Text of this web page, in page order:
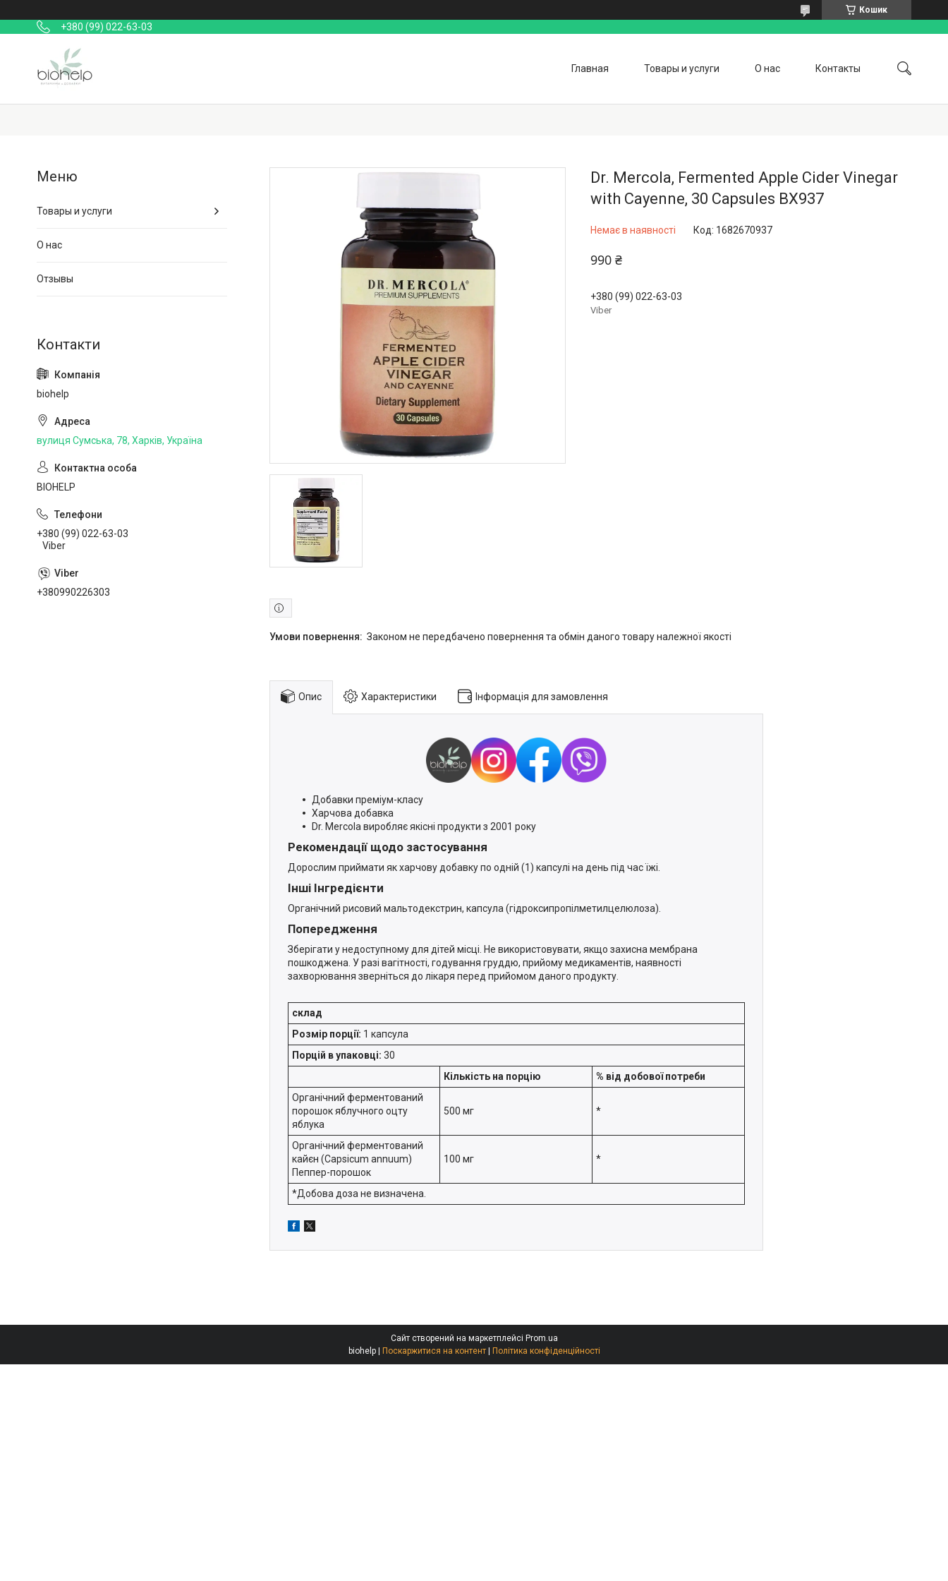
Кошик
+380 (99) 022-63-03
Главная Товары и услуги О нас Контакты
Dr. Mercola, Fermented Apple Cider Vinegar
with Cayenne, 30 Capsules BX937
Немає в наявності Код: 1682670937
990 ₴
+380 (99) 022-63-03
Viber
Законом не передбачено повернення та обмін даного товару належної якості
Опис Характеристики Інформація для замовлення
Добавки преміум-класу
Харчова добавка
Dr. Mercola виробляє якісні продукти з 2001 року
Рекомендації щодо застосування
Дорослим приймати як харчову добавку по одній (1) капсулі на день під час їжі.
Інші Інгредієнти
Органічний рисовий мальтодекстрин, капсула (гідроксипропілметилцелюлоза).
Попередження
Зберігати у недоступному для дітей місці. Не використовувати, якщо захисна мембрана
пошкоджена. У разі вагітності, годування груддю, прийому медикаментів, наявності
захворювання зверніться до лікаря перед прийомом даного продукту.
склад
Розмір порції: 1 капсула
Порцій в упаковці: 30
Кількість на порцію
% від добової потреби
Органічний ферментований
порошок яблучного оцту
яблука
500 мг *
Органічний ферментований
кайєн (Capsicum annuum)
Пеппер-порошок
100 мг *
*Добова доза не визначена.
Товары и услуги
О нас
Отзывы
biohelp
вулиця Сумська, 78, Харків, Україна
BIOHELP
+380 (99) 022-63-03
Viber
+380990226303
Сайт створений на маркетплейсі Prom.ua
biohelp | Поскаржитися на контент | Політика конфіденційності